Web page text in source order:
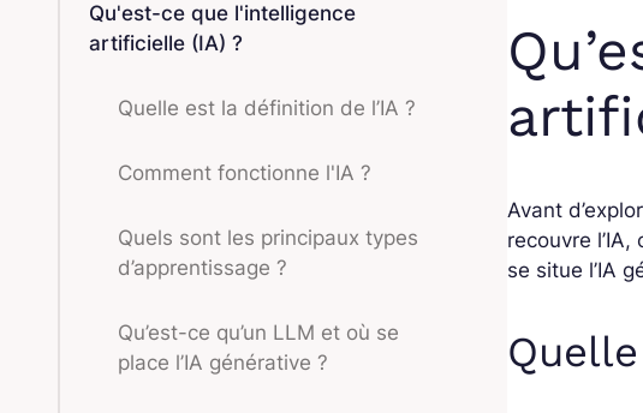
Qu'est-ce que l'intelligence
artificielle (IA) ?
Quelle est la définition de l’IA ?
Comment fonctionne l'IA ?
Quels sont les principaux types
d’apprentissage ?
Qu’est-ce qu’un LLM et où se
place l’IA générative ?
Avant
recouvre
se situe l’IA